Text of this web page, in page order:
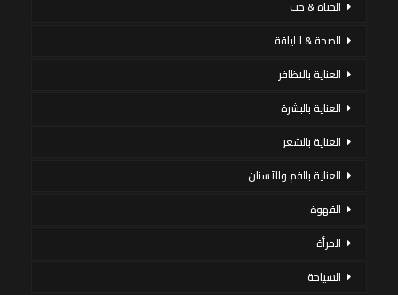
الحياة & حب
الصحة & اللياقة
العناية بالاظافر
العناية بالبشرة
العناية بالشعر
العناية بالفم والأسنان
القهوة
المرأة
السياحة